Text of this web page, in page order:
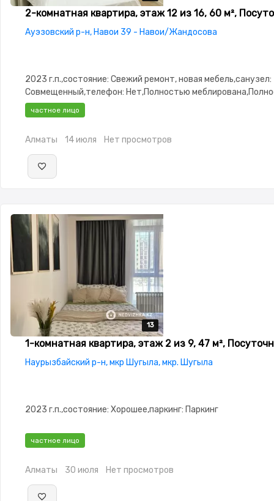
2-комнатная квартира, этаж 12 из 16, 60 м²,
Ауэзовский р-н, Навои 39 - Навои/Жандосова
2023 г.п.,состояние: Свежий ремонт, новая мебель,санузел:
Совмещенный,телефон: Нет,Полностью
меблирована,потолки: 3.0,паркинг: Рядом охраняемая
стоянка,Охрана,Домофон,Кодовый
сантехника
частное лицо
Алматы 14 июля Нет просмотров
13
13
13
13
13
1-комнатная квартира, этаж 2 из 9, 47 м²,
Наурызбайский р-н, мкр Шугыла, мкр. Шугыла
2023 г.п.,состояние: Хорошее,паркинг: Паркинг
частное лицо
Алматы 30 июля Нет просмотров